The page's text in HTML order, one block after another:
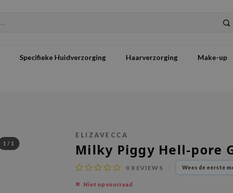
Specifieke Huidverzorging Haarverzorging Make-up
1 / 1
ELIZAVECCA
Milky Piggy Hell-pore
0 REVIEWS Wees de eerste
Niet op voorraad